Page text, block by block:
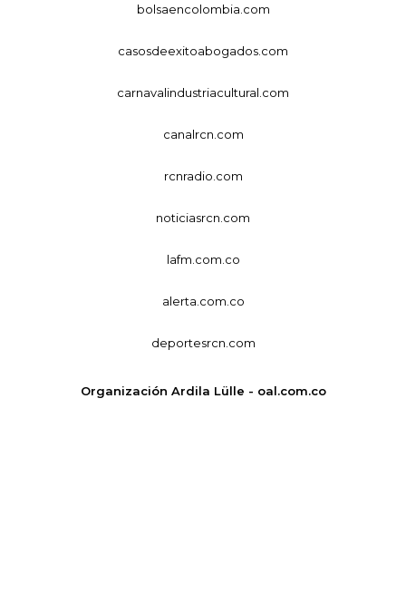
bolsaencolombia.com
casosdeexitoabogados.com
carnavalindustriacultural.com
canalrcn.com
rcnradio.com
noticiasrcn.com
lafm.com.co
alerta.com.co
deportesrcn.com
Organización Ardila Lülle - oal.com.co